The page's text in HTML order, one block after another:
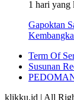
1 hari yang
Gapoktan
Term Of
Susunan
klikku.id | All